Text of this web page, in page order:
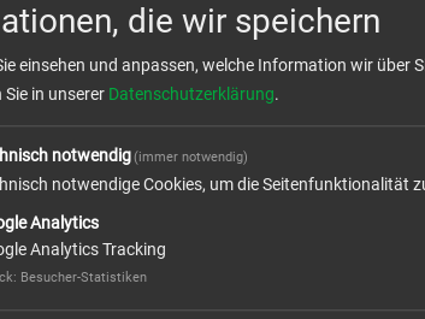
und Versand
die wir speichern
einsehen und anpassen, welche Information wir über
in unserer Datenschutzerklärung.
notwendig(immer notwendig)
notwendige Cookies, um die Seitenfunktionalität
Analytics
Analytics Tracking
: Besucher-Statistiken